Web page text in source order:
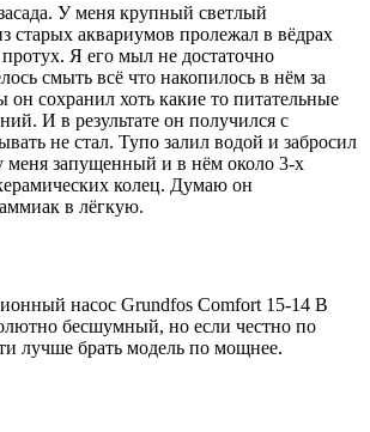
У меня крупный светлый
старых аквариумов пролежал в вёдрах
Я его мыл не достаточно
смыть всё что накопилось в нём за
он сохранил хоть какие то питательные
И в результате он получился с
не стал. Тупо залил водой и забросил
меня запущенный и в нём около 3-х
колец. Думаю он
аммиак в лёгкую.
насос Grundfos Comfort 15-14 B
бесшумный, но если честно по
лучше брать модель по мощнее.